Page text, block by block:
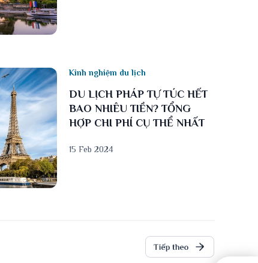
Kinh nghiệm du lịch
DU LỊCH PHÁP TỰ TÚC HẾT
BAO NHIÊU TIỀN? TỔNG
HỢP CHI PHÍ CỤ THỂ NHẤT
15 Feb 2024
›